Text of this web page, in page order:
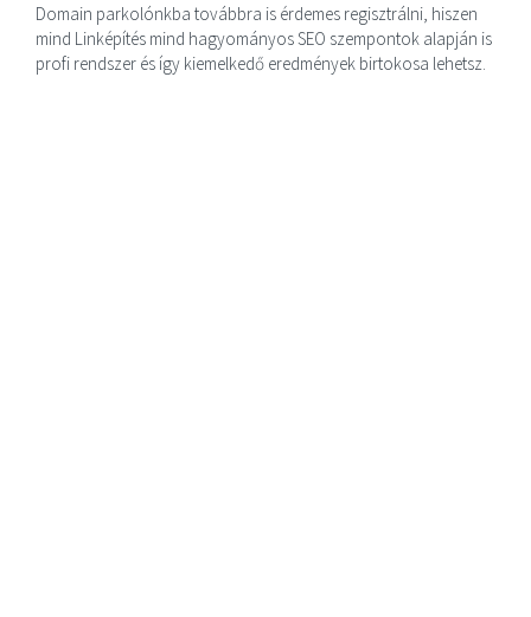
Domain parkolónkba továbbra is érdemes regisztrálni, hiszen
mind Linképítés mind hagyományos SEO szempontok alapján is
profi rendszer és így kiemelkedő eredmények birtokosa lehetsz.